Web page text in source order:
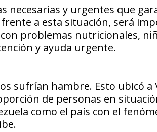
necesarias y urgentes que
a esta situación, será
problemas nutricionales,
y ayuda urgente.
sufrían hambre. Esto ubicó a
de personas en
como el país con el